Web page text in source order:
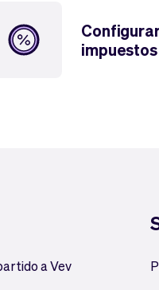
impuestos
a Vev